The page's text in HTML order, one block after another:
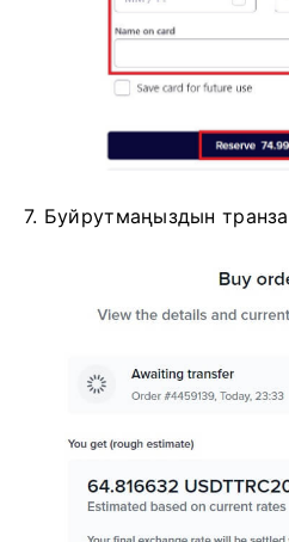
7. Буйрутмаңыздын